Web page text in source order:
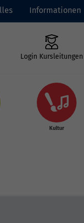
Informationen
Login Kursleitungen
Kultur